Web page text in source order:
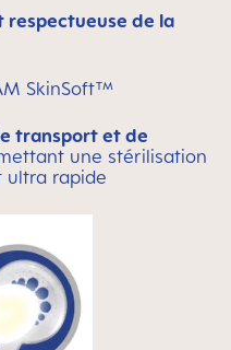
respectueuse de la
SkinSoft™
transport et de
une stérilisation
ultra rapide